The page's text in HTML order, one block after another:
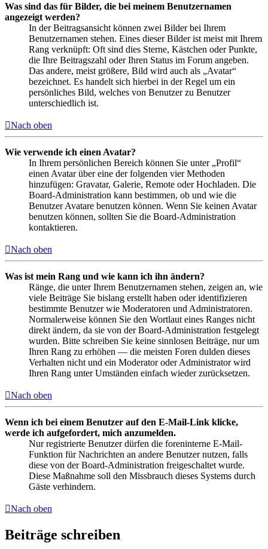
Was sind das für Bilder, die bei meinem Benutzernamen
angezeigt werden?
In der Beitragsansicht können zwei Bilder bei Ihrem
Benutzernamen stehen. Eines dieser Bilder ist meist mit Ihrem
Rang verknüpft: Oft sind dies Sterne, Kästchen oder Punkte,
die Ihre Beitragszahl oder Ihren Status im Forum angeben.
Das andere, meist größere, Bild wird auch als „Avatar“
bezeichnet. Es handelt sich hierbei in der Regel um ein
persönliches Bild, welches von Benutzer zu Benutzer
unterschiedlich ist.
Nach oben
Wie verwende ich einen Avatar?
In Ihrem persönlichen Bereich können Sie unter „Profil“
einen Avatar über eine der folgenden vier Methoden
hinzufügen: Gravatar, Galerie, Remote oder Hochladen. Die
Board-Administration kann bestimmen, ob und wie die
Benutzer Avatare benutzen können. Wenn Sie keinen Avatar
benutzen können, sollten Sie die Board-Administration
kontaktieren.
Nach oben
Was ist mein Rang und wie kann ich ihn ändern?
Ränge, die unter Ihrem Benutzernamen stehen, zeigen an, wie
viele Beiträge Sie bislang erstellt haben oder identifizieren
bestimmte Benutzer wie Moderatoren und Administratoren.
Normalerweise können Sie den Wortlaut eines Ranges nicht
direkt ändern, da sie von der Board-Administration festgelegt
wurden. Bitte schreiben Sie keine sinnlosen Beiträge, nur um
Ihren Rang zu erhöhen — die meisten Foren dulden dieses
Verhalten nicht und ein Moderator oder Administrator wird
Ihren Rang unter Umständen einfach wieder zurücksetzen.
Nach oben
Wenn ich bei einem Benutzer auf den E-Mail-Link klicke,
werde ich aufgefordert, mich anzumelden.
Nur registrierte Benutzer dürfen die foreninterne E-Mail-
Funktion für Nachrichten an andere Benutzer nutzen, falls
diese von der Board-Administration freigeschaltet wurde.
Diese Maßnahme soll den Missbrauch dieses Systems durch
Gäste verhindern.
Nach oben
Beiträge schreiben